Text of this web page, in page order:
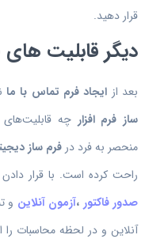
قرار دهید.
دیگر قابلیت های
بعد از ایجاد فرم تماس با ما
ساز فرم افزار چه
منحصر به فرد در فرم ساز
راحت کرده است. با قرار
صدور فاکتور ،آزمون آنلاین و
آنلاین و در لحظه محاسبات